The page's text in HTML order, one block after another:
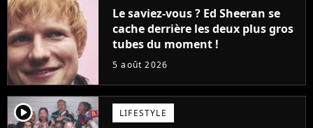
Le saviez-vous ? Ed Sheeran se
cache derrière les deux plus gros
tubes du moment !
5 août 2026
player2 LIFESTYLE